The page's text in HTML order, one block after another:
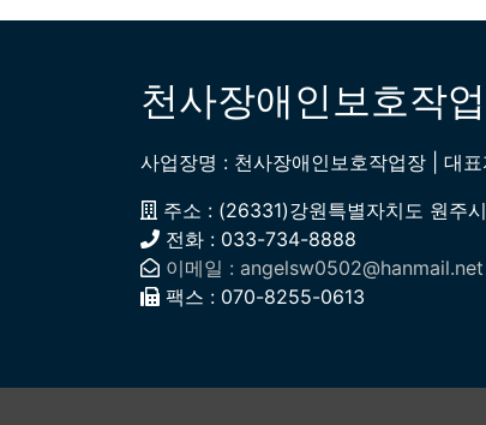
천사장애인보호작
사업장명 : 천사장애인보호작업장 | 대
주소 : (26331)강원특별자치도 원주
전화 : 033-734-8888
이메일 : angelsw0502@hanmail.net
팩스 : 070-8255-0613